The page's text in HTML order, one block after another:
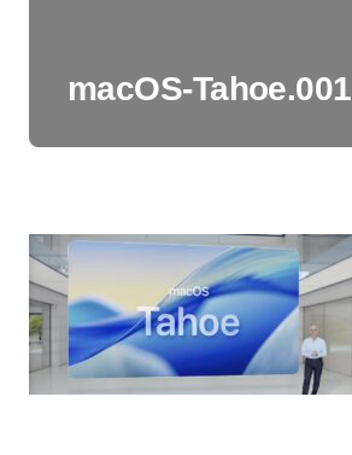
macOS-Tahoe.001